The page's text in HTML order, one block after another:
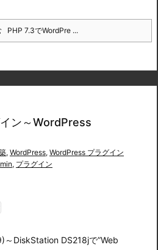
PHP 7.3でWordPre ...
ン～WordPress
, WordPress, WordPress プラグイン
, プラグイン
～DiskStation DS218jで”Web